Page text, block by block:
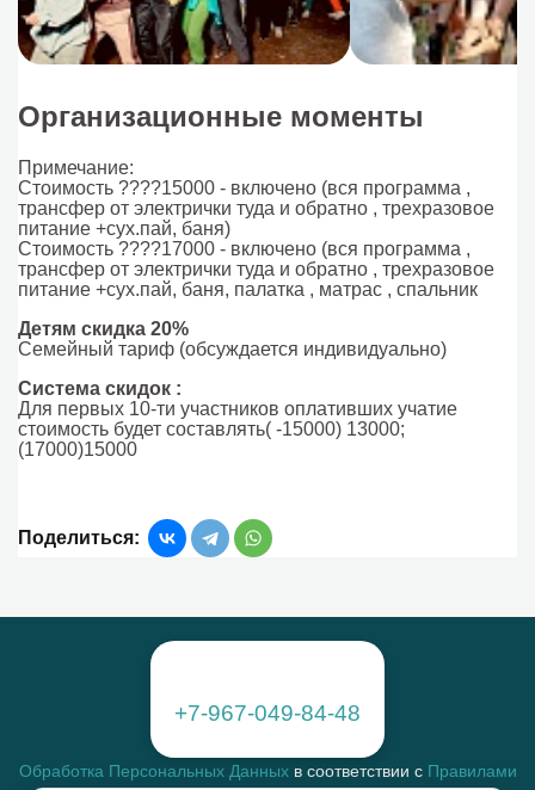
Организационные моменты
Примечание:
Стоимость ????15000 - включено (вся программа ,
трансфер от электрички туда и обратно , трехразовое
питание +сух.пай, баня)
Стоимость ????17000 - включено (вся программа ,
трансфер от электрички туда и обратно , трехразовое
питание +сух.пай, баня, палатка , матрас , спальник
Детям скидка 20%
Семейный тариф (обсуждается индивидуально)
Система скидок :
Для первых 10-ти участников оплативших учатие
стоимость будет составлять( -15000) 13000;
(17000)15000
Поделиться:
+7-967-049-84-48
Обработка Персональных Данныхв соответствии с Правилами